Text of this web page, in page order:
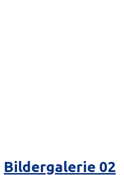
Bildergalerie 02